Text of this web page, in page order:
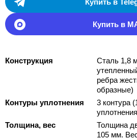
Купить в
Конструкция
Сталь 1,8
ребра
образные)
Контуры уплотнения
3 контура
уплотнения
Толщина, вес
Толщина
105 мм.